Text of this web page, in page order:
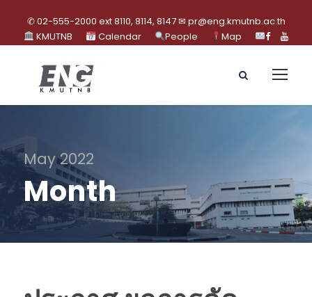
✆ 02-555-2000 ext 8110, 8114, 8147 ✉ pr@eng.kmutnb.ac.th
KMUTNB
Calendar People Map
May 2022
Month